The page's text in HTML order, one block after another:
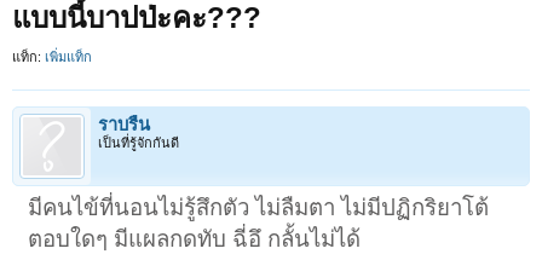
แบบนี้บาปป่ะคะ???
แท็ก: เพิ่มแท็ก
ราบรื่น
เป็นที่รู้จักกันดี
มีคนไข้ที่นอนไม่รู้สึกตัว ไม่ลืมตา ไม่มีปฏิกริยาโต้
ตอบใดๆ มีแผลกดทับ ฉี่อึ กลั้นไม่ได้